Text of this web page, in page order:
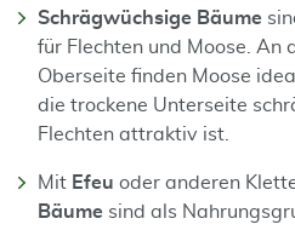
Schrägwüchsige Bäume
für Flechten und Moose.
Oberseite finden Moose
die trockene Unterseite
Flechten attraktiv ist.
Mit Efeu oder anderen
Bäume sind als